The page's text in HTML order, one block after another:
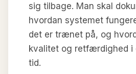
sig tilbage. Man skal
hvordan systemet
det er trænet på, og
kvalitet og retfærdighed i
tid.